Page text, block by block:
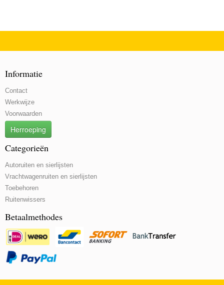
Informatie
Contact
Werkwijze
Voorwaarden
Herroeping
Categorieën
Autoruiten en sierlijsten
Vrachtwagenruiten en sierlijsten
Toebehoren
Ruitenwissers
Betaalmethodes